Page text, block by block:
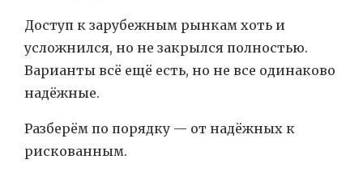
Доступ к зарубежным рынкам хоть и
усложнился, но не закрылся полностью.
Варианты всё ещё есть, но не все одинаково
надёжные.
Разберём по порядку — от надёжных к
рискованным.